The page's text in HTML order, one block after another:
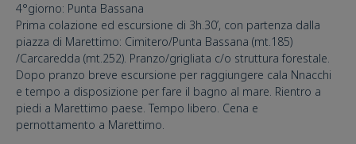
4°giorno: Punta Bassana
Prima colazione ed escursione di 3h.30’, con partenza dalla
piazza di Marettimo: Cimitero/Punta Bassana (mt.185)
/Carcaredda (mt.252). Pranzo/grigliata c/o struttura forestale.
Dopo pranzo breve escursione per raggiungere cala Nnacchi
e tempo a disposizione per fare il bagno al mare. Rientro a
piedi a Marettimo paese. Tempo libero. Cena e
pernottamento a Marettimo.